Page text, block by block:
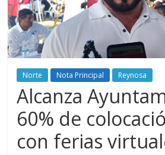
Norte Nota Principal Reynosa
Alcanza
60% de
con ferias